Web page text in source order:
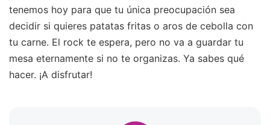
tenemos hoy para que tu única preocupación sea
decidir si quieres patatas fritas o aros de cebolla con
tu carne. El rock te espera, pero no va a guardar tu
mesa eternamente si no te organizas. Ya sabes qué
hacer. ¡A disfrutar!